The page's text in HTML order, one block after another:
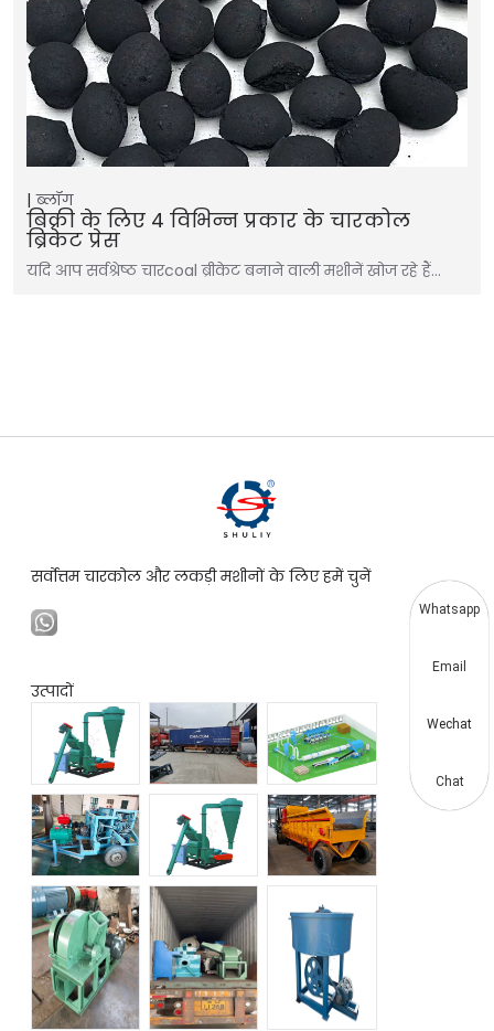
ब्लॉग
बिक्री के लिए 4 विभिन्न प्रकार के चारकोल
ब्रिकेट प्रेस
यदि आप सर्वश्रेष्ठ चारcoal ब्रीकेट बनाने वाली मशीनें खोज रहे हैं…
सर्वोत्तम चारकोल और लकड़ी मशीनों के लिए हमें चुनें
उत्पादों
Whatsapp
Email
Wechat
Chat